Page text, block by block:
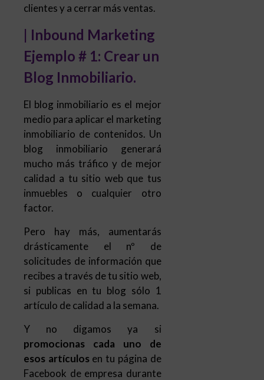
clientes y a cerrar más ventas.
| Inbound Marketing
Ejemplo # 1: Crear un
Blog Inmobiliario.
El blog inmobiliario es el mejor
medio para aplicar el marketing
inmobiliario de contenidos. Un
blog inmobiliario generará
mucho más tráfico y de mejor
calidad a tu sitio web que tus
inmuebles o cualquier otro
factor.
Pero hay más, aumentarás
drásticamente el nº de
solicitudes de información que
recibes a través de tu sitio web,
si publicas en tu blog sólo 1
artículo de calidad a la semana.
Y no digamos ya si
promocionas cada uno de
esos artículosen tu página de
Facebook de empresa durante